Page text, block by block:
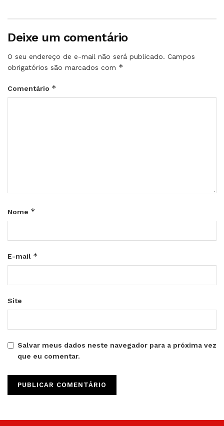
Deixe um comentário
O seu endereço de e-mail não será publicado. Campos
obrigatórios são marcados com *
Comentário *
Nome *
E-mail *
Site
Salvar meus dados neste navegador para a próxima vez
que eu comentar.